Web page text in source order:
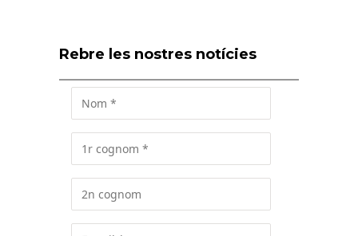
Rebre les nostres notícies